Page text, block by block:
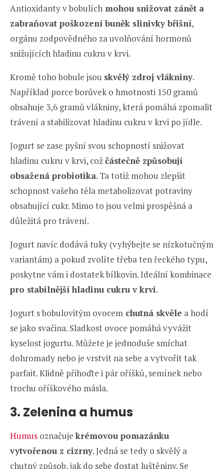
Antioxidanty v bobulích mohou snižovat zánět a
zabraňovat poškození buněk slinivky břišní,
orgánu zodpovědného za uvolňování hormonů
snižujících hladinu cukru v krvi.
Kromě toho bobule jsou skvělý zdroj vlákniny.
Například porce borůvek o hmotnosti 150 gramů
obsahuje 3,6 gramů vlákniny, která pomáhá zpomalit
trávení a stabilizovat hladinu cukru v krvi po jídle.
Jogurt se zase pyšní svou schopností snižovat
hladinu cukru v krvi, cožčástečně způsobují
obsažená probiotika. Ta totiž mohou zlepšit
schopnost vašeho těla metabolizovat potraviny
obsahující cukr. Mimo to jsou velmi prospěšná a
důležitá pro trávení.
Jogurt navíc dodává tuky (vyhýbejte se nízkotučným
variantám) a pokud zvolíte třeba ten řeckého typu,
poskytne vám i dostatek bílkovin. Ideální kombinace
pro stabilnější hladinu cukru v krvi.
Jogurt s bobulovitým ovocem chutná skvěle a hodí
se jako svačina. Sladkost ovoce pomáhá vyvážit
kyselost jogurtu. Můžete je jednoduše smíchat
dohromady nebo je vrstvit na sebe a vytvořit tak
parfait. Klidně přihoďte i pár oříšků, semínek nebo
trochu oříškového másla.
3. Zelenina a humus
Humus označuje krémovou pomazánku
vytvořenou z cizrny. Jedná se tedy o skvělý a
chutný způsob, jak do sebe dostat luštěniny. Se